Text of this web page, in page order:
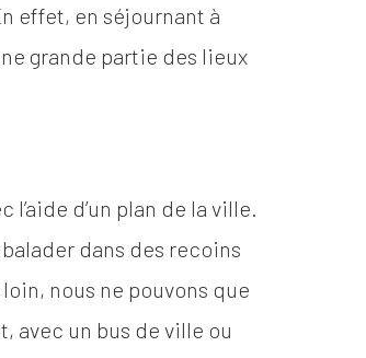
effet, en séjournant à
grande partie des lieux
d’un plan de la ville.
balader dans des recoins
nous ne pouvons que
avec un bus de ville ou